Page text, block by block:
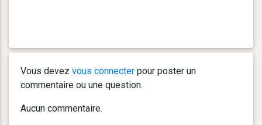
Vous devez vous connecter pour poster un
commentaire ou une question.
Aucun commentaire.